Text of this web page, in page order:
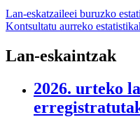
Lan-eskatzaileei buruzko
Kontsultatu aurreko
Lan-eskaintzak
2026. urteko